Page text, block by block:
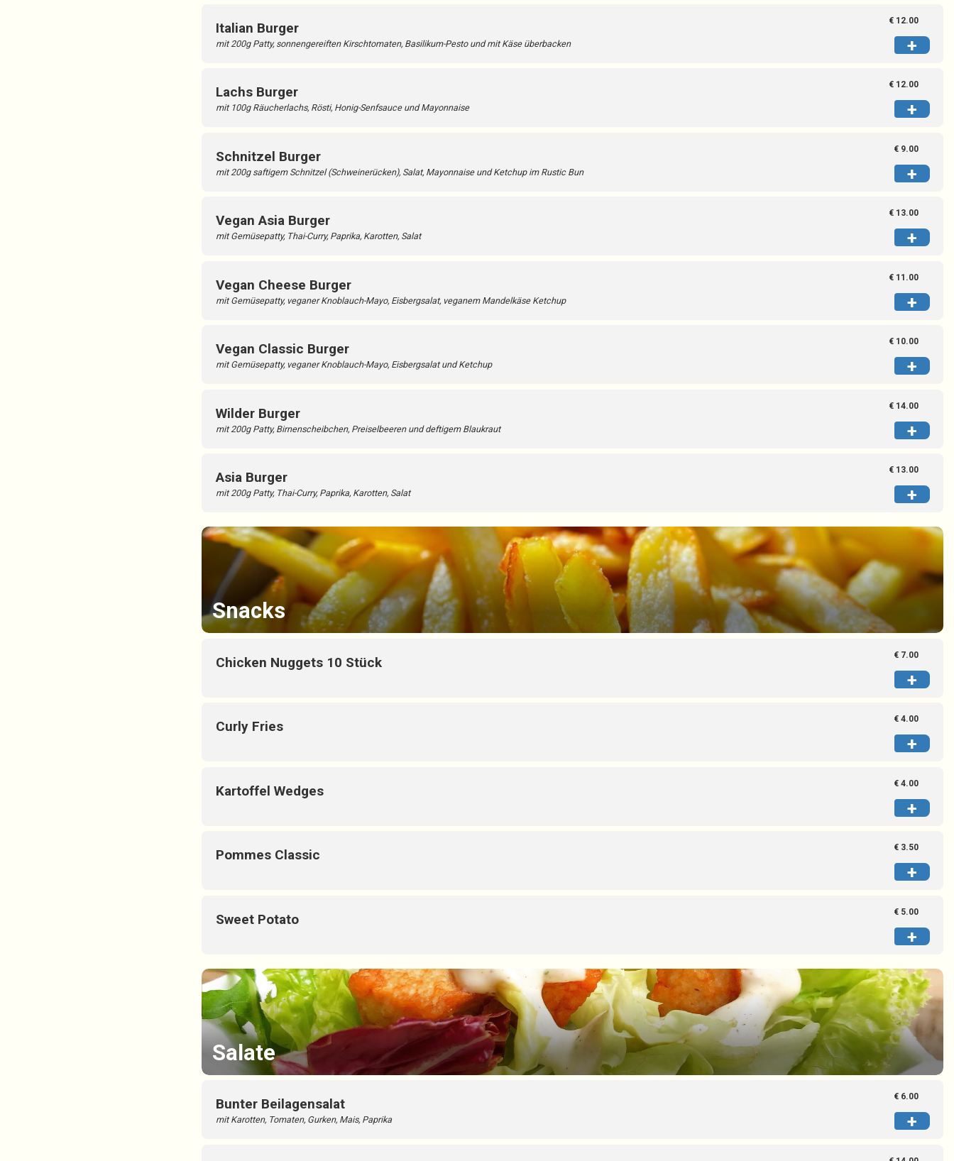
Italian Burger
mit 200g Patty, sonnengereiften Kirschtomaten, Basilikum-Pesto und mit Käse überbacken
€ 12.00
+
Lachs Burger
mit 100g Räucherlachs, Rösti, Honig-Senfsauce und Mayonnaise
€ 12.00
+
Schnitzel Burger
mit 200g saftigem Schnitzel (Schweinerücken), Salat, Mayonnaise und Ketchup im Rustic Bun
€ 9.00
+
Vegan Asia Burger
mit Gemüsepatty, Thai-Curry, Paprika, Karotten, Salat
€ 13.00
+
Vegan Cheese Burger
mit Gemüsepatty, veganer Knoblauch-Mayo, Eisbergsalat, veganem Mandelkäse Ketchup
€ 11.00
+
Vegan Classic Burger
mit Gemüsepatty, veganer Knoblauch-Mayo, Eisbergsalat und Ketchup
€ 10.00
+
Wilder Burger
mit 200g Patty, Birnenscheibchen, Preiselbeeren und deftigem Blaukraut
€ 14.00
+
Asia Burger
mit 200g Patty, Thai-Curry, Paprika, Karotten, Salat
€ 13.00
+
Snacks
Chicken Nuggets 10 Stück € 7.00
+
Curly Fries € 4.00
+
Kartoffel Wedges € 4.00
+
Pommes Classic € 3.50
+
Sweet Potato € 5.00
+
Salate
Bunter Beilagensalat
mit Karotten, Tomaten, Gurken, Mais, Paprika
€ 6.00
+